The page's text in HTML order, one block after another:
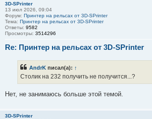
3D-SPrinter
13 июл 2026, 09:04
Форум: Принтер на рельсах от 3D-SPrinter
Тема: Принтер на рельсах от 3D-SPrinter
Ответы: 9582
Просмотры: 3514296
Re: Принтер на рельсах от 3D-SPrinter
AndrK писал(а): ↑
Столик на 232 получить не получится...?
Нет, не занимаюсь больше этой темой.
3D-SPrinter